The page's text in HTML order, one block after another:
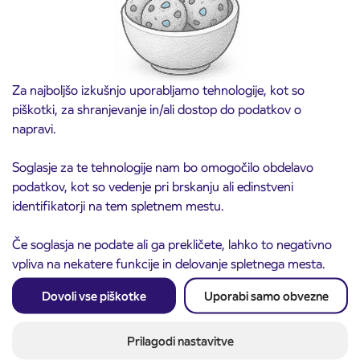
Za najboljšo izkušnjo uporabljamo tehnologije, kot so
piškotki, za shranjevanje in/ali dostop do podatkov o
napravi.
Soglasje za te tehnologije nam bo omogočilo obdelavo
podatkov, kot so vedenje pri brskanju ali edinstveni
identifikatorji na tem spletnem mestu.
Če soglasja ne podate ali ga prekličete, lahko to negativno
vpliva na nekatere funkcije in delovanje spletnega mesta.
Dovoli vse piškotke Uporabi samo obvezne
Prilagodi nastavitve
ČEŠNJEVEK – TRATA
Kranj
Preberite objavo